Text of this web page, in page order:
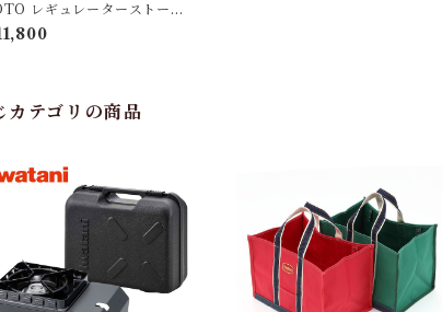
レギュレーターストーブ
ドベージュセット【PDS限
デル】
カテゴリの商品